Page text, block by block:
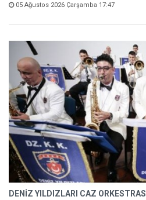
05 Ağustos 2026 Çarşamba 17:47
DENİZ YILDIZLARI CAZ ORKESTRASI